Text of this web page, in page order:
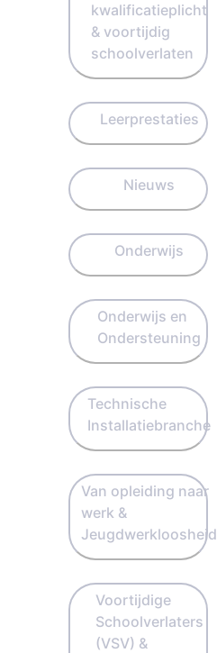
kwalificatieplicht
& voortijdig
schoolverlaten
Leerprestaties
Nieuws
Onderwijs
Onderwijs en
Ondersteuning
Technische
Installatiebranche
Van opleiding naar
werk &
Jeugdwerkloosheid
Voortijdige
Schoolverlaters
(VSV) &